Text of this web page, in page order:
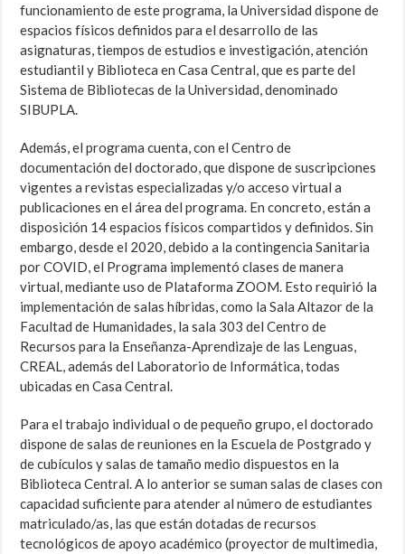
funcionamiento de este programa, la Universidad dispone de
espacios físicos definidos para el desarrollo de las
asignaturas, tiempos de estudios e investigación, atención
estudiantil y Biblioteca en Casa Central, que es parte del
Sistema de Bibliotecas de la Universidad, denominado
SIBUPLA.
Además, el programa cuenta, con el Centro de
documentación del doctorado, que dispone de suscripciones
vigentes a revistas especializadas y/o acceso virtual a
publicaciones en el área del programa. En concreto, están a
disposición 14 espacios físicos compartidos y definidos. Sin
embargo, desde el 2020, debido a la contingencia Sanitaria
por COVID, el Programa implementó clases de manera
virtual, mediante uso de Plataforma ZOOM. Esto requirió la
implementación de salas híbridas, como la Sala Altazor de la
Facultad de Humanidades, la sala 303 del Centro de
Recursos para la Enseñanza-Aprendizaje de las Lenguas,
CREAL, además del Laboratorio de Informática, todas
ubicadas en Casa Central.
Para el trabajo individual o de pequeño grupo, el doctorado
dispone de salas de reuniones en la Escuela de Postgrado y
de cubículos y salas de tamaño medio dispuestos en la
Biblioteca Central. A lo anterior se suman salas de clases con
capacidad suficiente para atender al número de estudiantes
matriculado/as, las que están dotadas de recursos
tecnológicos de apoyo académico (proyector de multimedia,